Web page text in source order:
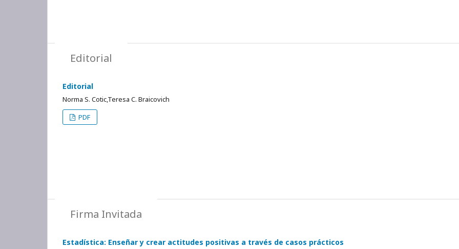
Editorial
Editorial
Norma S. Cotic,Teresa C. Braicovich
PDF
Firma Invitada
Estadística: Enseñar y crear actitudes positivas a través de casos prácticos